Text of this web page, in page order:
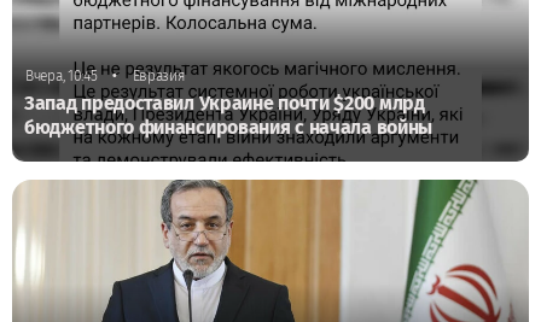
Вчера, 10:45 • Евразия
Запад предоставил Украине почти $200 млрд
бюджетного финансирования с начала войны